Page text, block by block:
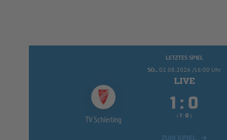
LETZTES SPIEL
SO.. 02.08.2026 /16:00 Uhr
TV Schierling
 : 
(  :  )